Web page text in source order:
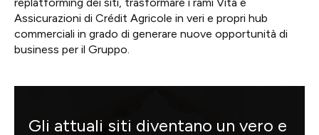
replatforming dei siti, trasformare i rami Vita e
Assicurazioni di Crédit Agricole in veri e propri hub
commerciali in grado di generare nuove opportunità di
business per il Gruppo.
Gli attuali siti diventano un vero e